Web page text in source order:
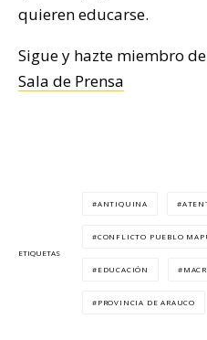
quieren educarse.
Sigue y hazte miembro
Sala de Prensa
ETIQUETAS
ANTIQUINA
CONFLICTO PUEBLO
EDUCACIÓN
PROVINCIA DE ARAUCO